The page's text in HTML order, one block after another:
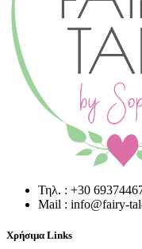
Τηλ. : +30
Mail : info@fairy-
Χρήσιμα Links